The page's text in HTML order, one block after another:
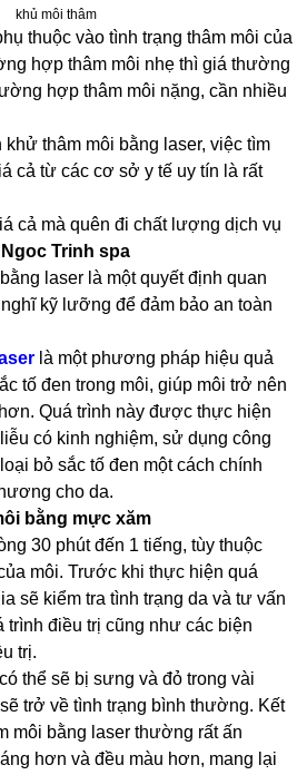
khủ môi thâm
thuộc vào tình trạng thâm môi của
hợp thâm môi nhẹ thì giá thường
hợp thâm môi nặng, cần nhiều
thâm môi bằng laser, việc tìm
cả từ các cơ sở y tế uy tín là rất
cả mà quên đi chất lượng dịch vụ
Ngoc Trinh spa
laser là một quyết định quan
kỹ lưỡng để đảm bảo an toàn
là một phương pháp hiệu quả
tố đen trong môi, giúp môi trở nên
Quá trình này được thực hiện
có kinh nghiệm, sử dụng công
bỏ sắc tố đen một cách chính
cho da.
bằng mực xăm
30 phút đến 1 tiếng, tùy thuộc
môi. Trước khi thực hiện quá
sẽ kiểm tra tình trạng da và tư vấn
trình điều trị cũng như các biện
trị.
thể sẽ bị sưng và đỏ trong vài
trở về tình trạng bình thường. Kết
môi bằng laser thường rất ấn
hơn và đều màu hơn, mang lại